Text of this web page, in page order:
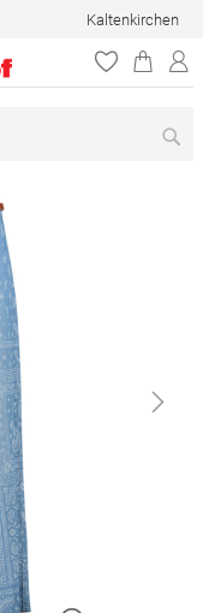
Kaltenkirchen